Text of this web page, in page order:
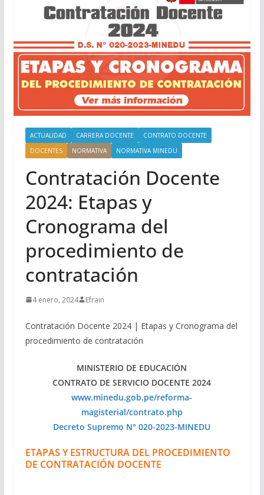
ACTUALIDAD CARRERA DOCENTE
CONTRATO DOCENTE
DOCENTES
NORMATIVA NORMATIVA MINEDU
Contratación Docente
2024: Etapas y
Cronograma del
procedimiento de
contratación
4 enero, 2024 Efrain
Contratación Docente 2024 | Etapas y Cronograma del
procedimiento de contratación
MINISTERIO DE EDUCACIÓN
CONTRATO DE SERVICIO DOCENTE 2024
www.minedu.gob.pe/reforma-
magisterial/contrato.php
Decreto Supremo N° 020-2023-MINEDU
ETAPAS Y ESTRUCTURA DEL PROCEDIMIENTO
DE CONTRATACIÓN DOCENTE